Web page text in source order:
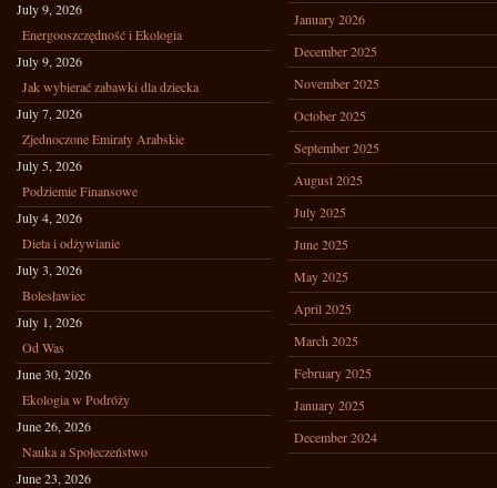
July 9, 2026
Energooszczędność i Ekologia
July 9, 2026
Jak wybierać zabawki dla dziecka
July 7, 2026
Zjednoczone Emiraty Arabskie
July 5, 2026
Podziemie Finansowe
July 4, 2026
Dieta i odżywianie
July 3, 2026
Bolesławiec
July 1, 2026
Od Was
June 30, 2026
Ekologia w Podróży
June 26, 2026
Nauka a Społeczeństwo
June 23, 2026
January 2026
December 2025
November 2025
October 2025
September 2025
August 2025
July 2025
June 2025
May 2025
April 2025
March 2025
February 2025
January 2025
December 2024